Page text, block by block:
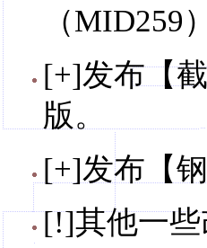
（MID259
[+]发布【
版。
[+]发布【
[!]其他一些